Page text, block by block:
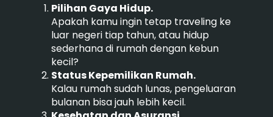
Pilihan Gaya Hidup.
Apakah kamu ingin tetap traveling ke
luar negeri tiap tahun, atau hidup
sederhana di rumah dengan kebun
kecil?
Status Kepemilikan Rumah.
Kalau rumah sudah lunas, pengeluaran
bulanan bisa jauh lebih kecil.